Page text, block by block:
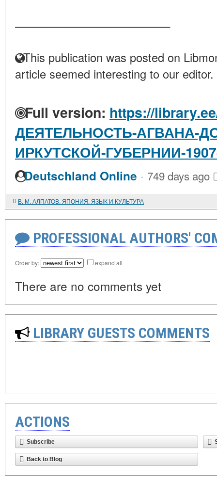
This publication was posted on
article seemed interesting to our editor.
Full version: https://
ДЕЯТЕЛЬНОСТЬ-АГВАНА-
ИРКУТСКОЙ-ГУБЕРНИИ-
Deutschland Online · 749 days ago
В. М. АЛПАТОВ. ЯПОНИЯ. ЯЗЫК И КУЛЬТУРА
PROFESSIONAL AUTHORS'
Order by: expand all
There are no comments yet
LIBRARY GUESTS COMMENTS
ACTIONS
Subscribe
Back to Blog